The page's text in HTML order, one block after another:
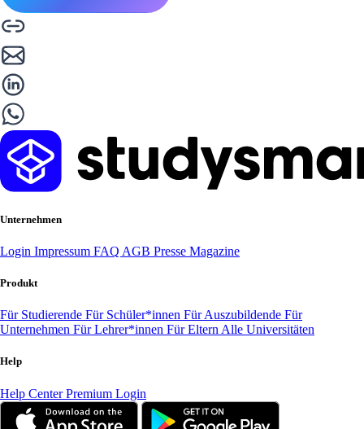
Unternehmen
Login Impressum FAQ AGB Presse Magazine
Produkt
Für Studierende Für Schüler*innen Für Auszubildende Für
Unternehmen Für Lehrer*innen Für Eltern Alle Universitäten
Help
Help CenterPremium Login